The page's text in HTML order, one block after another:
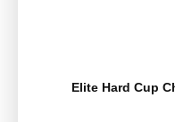
Elite Hard Cup